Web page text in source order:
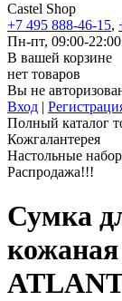
Castel Shop
+7 495 888-46-15,
Пн-пт, 09:00-22:00
В вашей корзине
нет товаров
Вы не
Вход |
Полный каталог
Кожгалантерея
Настольные
Распродажа!!!
Сумка